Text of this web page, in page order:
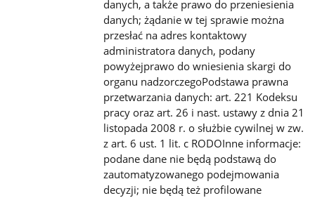
danych, a także prawo do przeniesienia
danych; żądanie w tej sprawie można
przesłać na adres kontaktowy
administratora danych, podany
powyżejprawo do wniesienia skargi do
organu nadzorczegoPodstawa prawna
przetwarzania danych: art. 221 Kodeksu
pracy oraz art. 26 i nast. ustawy z dnia 21
listopada 2008 r. o służbie cywilnej w zw.
z art. 6 ust. 1 lit. c RODOInne informacje:
podane dane nie będą podstawą do
zautomatyzowanego podejmowania
decyzji; nie będą też profilowane